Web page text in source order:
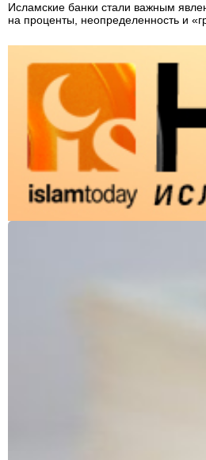
Исламские банки стали важным
на проценты, неопределенность и